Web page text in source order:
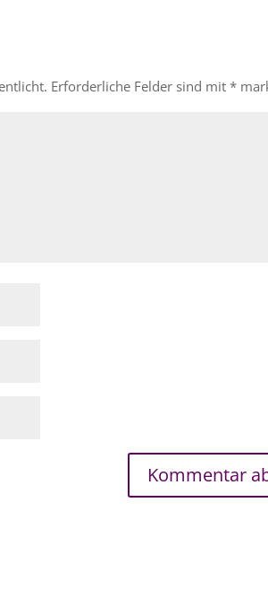
Erforderliche Felder sind mit *